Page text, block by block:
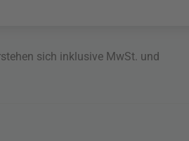
sich inklusive MwSt. und